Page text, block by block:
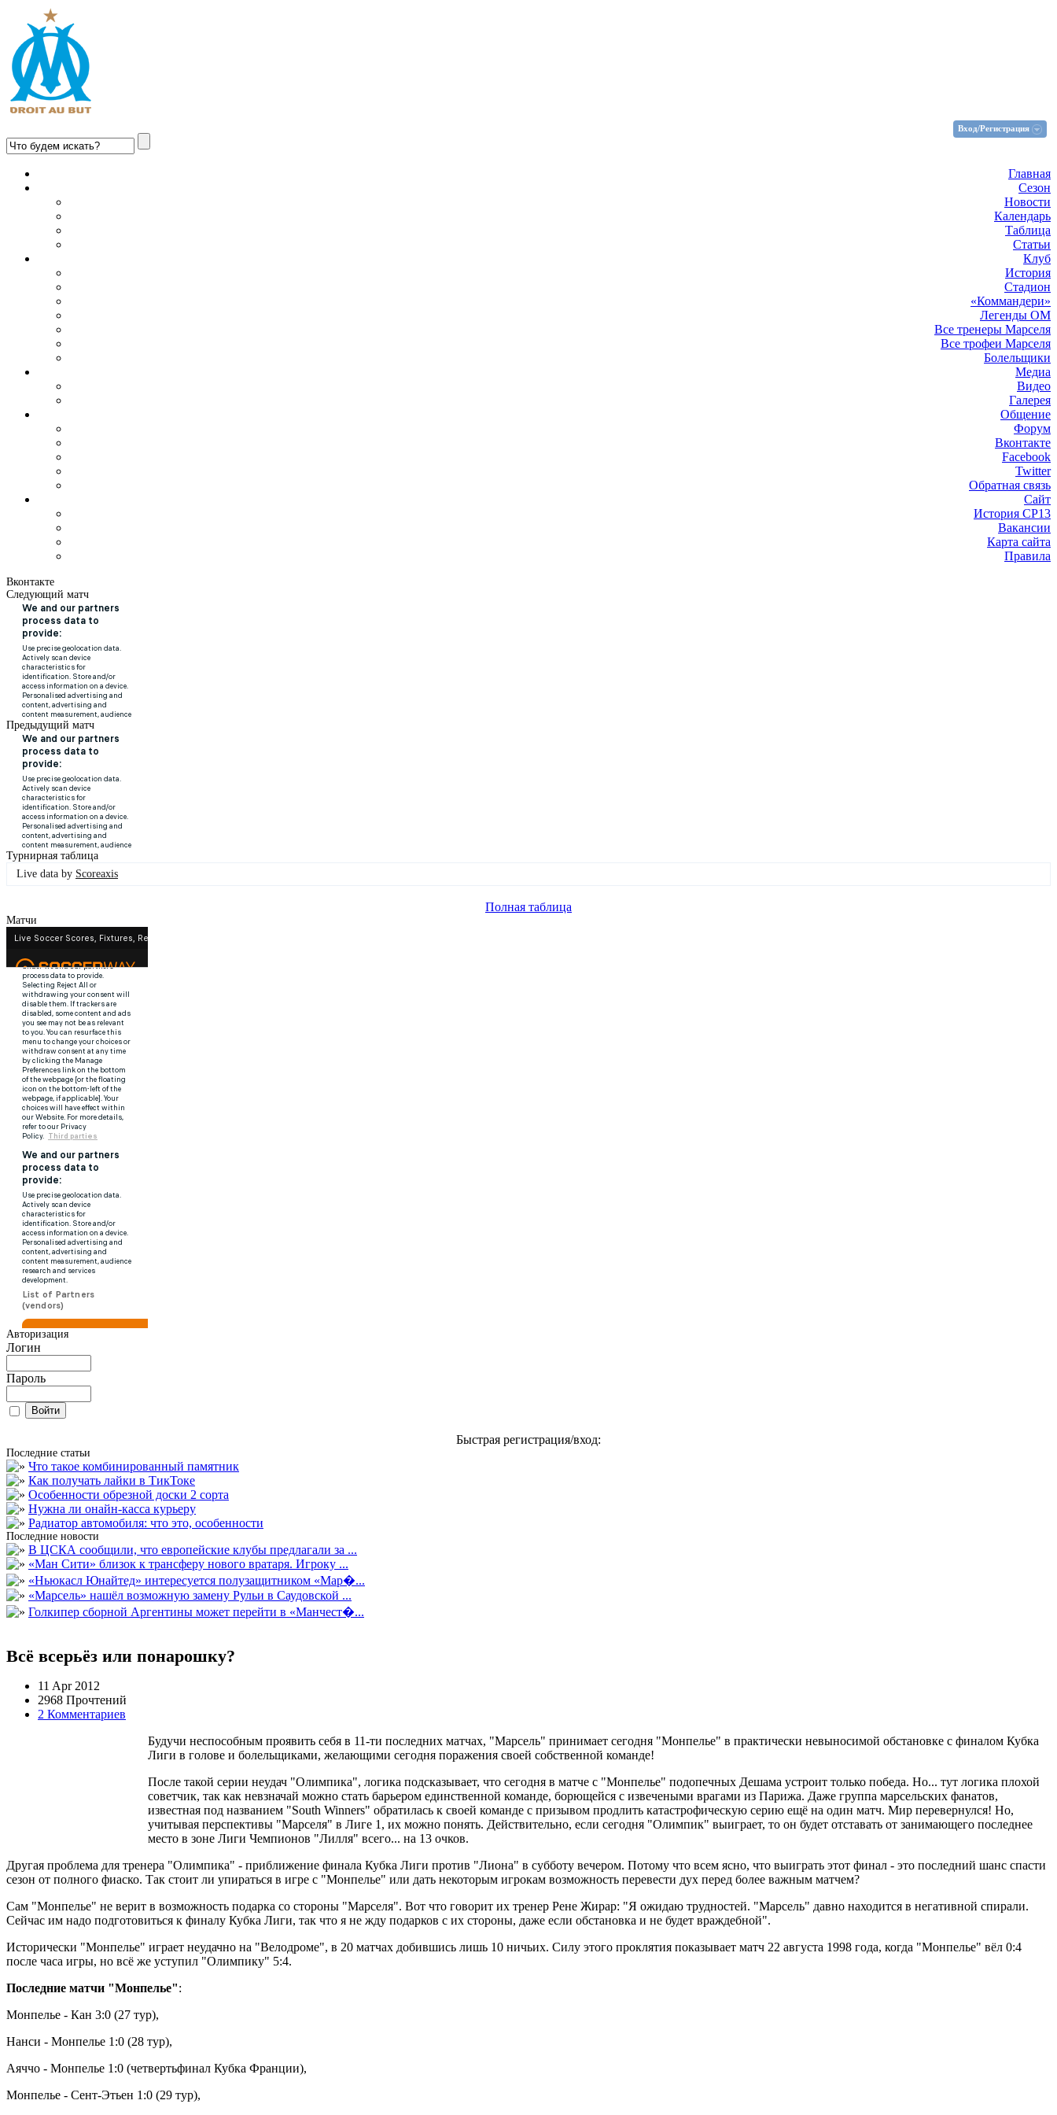
Вход/Регистрация
Главная
Сезон
Новости
Календарь
Таблица
Статьи
Клуб
История
Стадион
«Коммандери»
Легенды ОМ
Все тренеры Марселя
Все трофеи Марселя
Болельщики
Медиа
Видео
Галерея
Общение
Форум
Вконтакте
Facebook
Twitter
Обратная связь
Сайт
История СР13
Вакансии
Карта сайта
Правила
Вконтакте
Следующий матч
Предыдущий матч
Турнирная таблица
Live data by Scoreaxis
Полная таблица
Матчи
Авторизация
Логин
Пароль
Быстрая регистрация/вход:
Последние статьи
Что такое комбинированный памятник
Как получать лайки в ТикТоке
Особенности обрезной доски 2 сорта
Нужна ли онайн-касса курьеру
Радиатор автомобиля: что это, особенности
Последние новости
В ЦСКА сообщили, что европейские клубы предлагали за ...
«Ман Сити» близок к трансферу нового вратаря. Игроку ...
«Ньюкасл Юнайтед» интересуется полузащитником «Мар�...
«Марсель» нашёл возможную замену Рульи в Саудовской ...
Голкипер сборной Аргентины может перейти в «Манчест�...
Всё всерьёз или понарошку?
11 Apr 2012
2968 Прочтений
2 Комментариев
Будучи неспособным проявить себя в 11-ти последних матчах, "Марсель" принимает сегодня "Монпелье" в практически невыносимой обстановке с финалом Кубка
Лиги в голове и болельщиками, желающими сегодня поражения своей собственной команде!
После такой серии неудач "Олимпика", логика подсказывает, что сегодня в матче с "Монпелье" подопечных Дешама устроит только победа. Но... тут логика плохой
советчик, так как невзначай можно стать барьером единственной команде, борющейся с извечеными врагами из Парижа. Даже группа марсельских фанатов,
известная под названием "South Winners" обратилась к своей команде с призывом продлить катастрофическую серию ещё на один матч. Мир перевернулся! Но,
учитывая перспективы "Марселя" в Лиге 1, их можно понять. Действительно, если сегодня "Олимпик" выиграет, то он будет отставать от занимающего последнее
место в зоне Лиги Чемпионов "Лилля" всего... на 13 очков.
Другая проблема для тренера "Олимпика" - приближение финала Кубка Лиги против "Лиона" в субботу вечером. Потому что всем ясно, что выиграть этот финал - это последний шанс спасти
сезон от полного фиаско. Так стоит ли упираться в игре с "Монпелье" или дать некоторым игрокам возможность перевести дух перед более важным матчем?
Сам "Монпелье" не верит в возможность подарка со стороны "Марселя". Вот что говорит их тренер Рене Жирар: "Я ожидаю трудностей. "Марсель" давно находится в негативной спирали.
Сейчас им надо подготовиться к финалу Кубка Лиги, так что я не жду подарков с их стороны, даже если обстановка и не будет враждебной".
Исторически "Монпелье" играет неудачно на "Велодроме", в 20 матчах добившись лишь 10 ничьих. Силу этого проклятия показывает матч 22 августа 1998 года, когда "Монпелье" вёл 0:4
после часа игры, но всё же уступил "Олимпику" 5:4.
Последние матчи "Монпелье":
Монпелье - Кан 3:0 (27 тур),
Нанси - Монпелье 1:0 (28 тур),
Аяччо - Монпелье 1:0 (четвертьфинал Кубка Франции),
Монпелье - Сент-Этьен 1:0 (29 тур),